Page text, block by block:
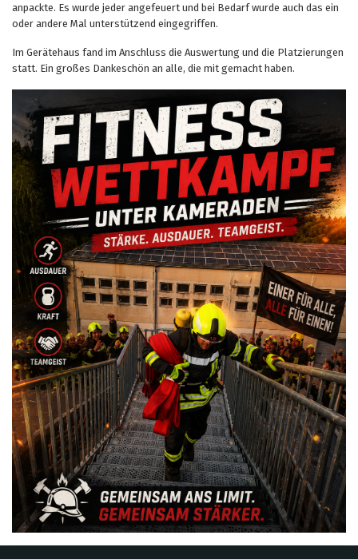
anpackte. Es wurde jeder angefeuert und bei Bedarf wurde auch das ein
oder andere Mal unterstützend eingegriffen.
Im Gerätehaus fand im Anschluss die Auswertung und die Platzierungen
statt. Ein großes Dankeschön an alle, die mit gemacht haben.